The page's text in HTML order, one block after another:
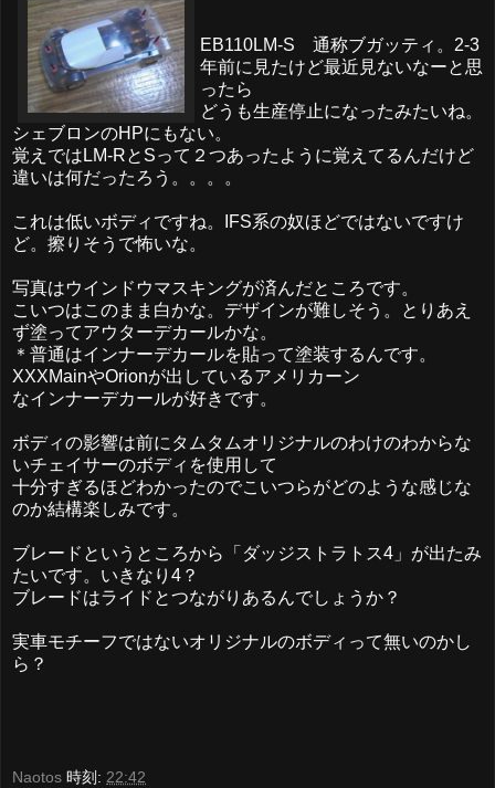
EB110LM-S 通称ブガッティ。2-3
年前に見たけど最近見ないなーと思
ったら
どうも生産停止になったみたいね。
シェブロンのHPにもない。
覚えではLM-RとSって２つあったように覚えてるんだけど
違いは何だったろう。。。。
これは低いボディですね。IFS系の奴ほどではないですけ
ど。擦りそうで怖いな。
写真はウインドウマスキングが済んだところです。
こいつはこのまま白かな。デザインが難しそう。とりあえ
ず塗ってアウターデカールかな。
＊普通はインナーデカールを貼って塗装するんです。
XXXMainやOrionが出しているアメリカーン
なインナーデカールが好きです。
ボディの影響は前にタムタムオリジナルのわけのわからな
いチェイサーのボディを使用して
十分すぎるほどわかったのでこいつらがどのような感じな
のか結構楽しみです。
ブレードというところから「ダッジストラトス4」が出たみ
たいです。いきなり4？
ブレードはライドとつながりあるんでしょうか？
実車モチーフではないオリジナルのボディって無いのかし
ら？
Naotos 時刻: 22:42